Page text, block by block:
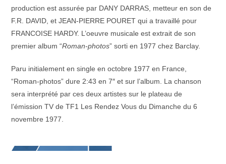
production est assurée par DANY DARRAS, metteur en son de
F.R. DAVID, et JEAN-PIERRE POURET qui a travaillé pour
FRANCOISE HARDY. L’oeuvre musicale est extrait de son
premier album “Roman-photos” sorti en 1977 chez Barclay.
Paru initialement en single en octobre 1977 en France,
“Roman-photos” dure 2:43 en 7″ et sur l’album. La chanson
sera interprété par ces deux artistes sur le plateau de
l’émission TV de TF1 Les Rendez Vous du Dimanche du 6
novembre 1977.